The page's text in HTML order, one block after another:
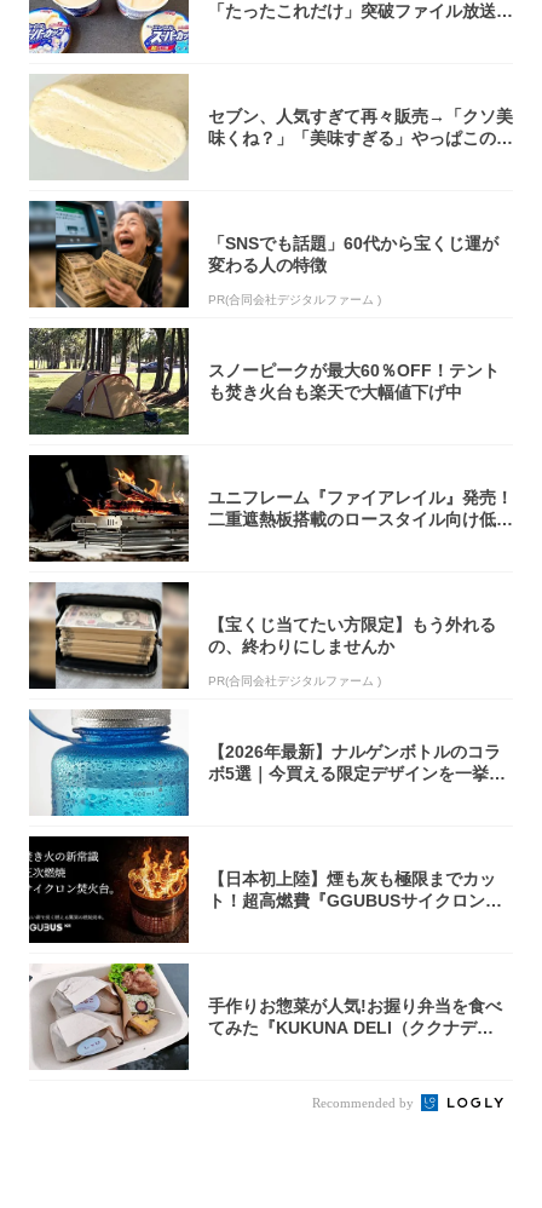
「たったこれだけ」突破ファイル放送で
セブン、人気すぎて再々販売→「クソ美
味くね？」「美味すぎる」やっぱこのク
「SNSでも話題」60代から宝くじ運が
変わる人の特徴
PR(合同会社デジタルファーム )
スノーピークが最大60％OFF！テント
も焚き火台も楽天で大幅値下げ中
ユニフレーム『ファイアレイル』発売！
二重遮熱板搭載のロースタイル向け低型
【宝くじ当てたい方限定】もう外れる
の、終わりにしませんか
PR(合同会社デジタルファーム )
【2026年最新】ナルゲンボトルのコラ
ボ5選｜今買える限定デザインを一挙紹
【日本初上陸】煙も灰も極限までカッ
ト！超高燃費『GGUBUSサイクロン焚
手作りお惣菜が人気!お握り弁当を食べ
てみた『KUKUNA DELI（ククナデ
Recommended by